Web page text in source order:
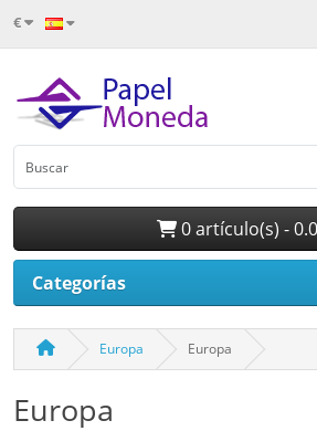
€
0 artículo(s) -
Categorías
Europa Europa
Europa